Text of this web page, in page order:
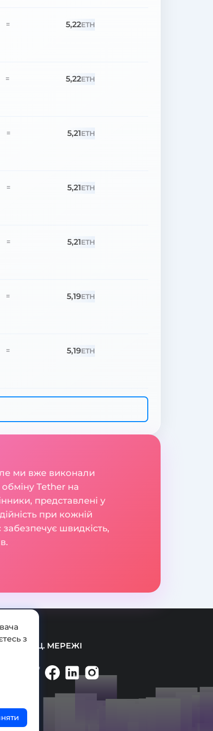
= 5,22ETH
= 5,22ETH
= 5,21ETH
= 5,21ETH
= 5,21ETH
= 5,19ETH
= 5,19ETH
ми вже виконали
Tether на
представлені у
при кожній
швидкість,
СОЦ. МЕРЕЖІ
з